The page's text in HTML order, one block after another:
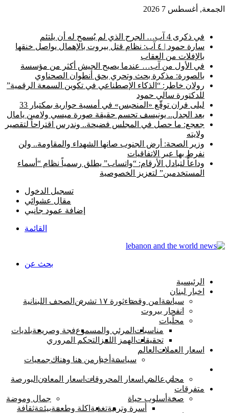
الجمعة, أغسطس 7 2026
في ذكرى 4 آب… الجرح الذي لم يُسمح له أن يلتئم
سارة حمود | ٤ آب: نظام قتل بيروت بالإهمال يواصل خنقها
بالإفلات من العقاب
في الأول من آب… عندما يصبح الجيش أكثر من مؤسسة
بالصورة: مذكرة بحث وتحري بحق أنطوان الصحناوي
رولان خاطر: “الذكاء الإصطناعي في تكوين السمعة الرقمية”
للدكتورة سالي حمود
ليلى فران توقّع «المنحبس» في أمسية حوارية بمكتبار 33
بعد الجدل.. يونيسف تحسم حقيقة صورة ميسي ولامين يامال
جعجع: ما حصل في المجلس فضيحة.. وندرس اقتراحاً لتقصير
ولايته
وزير الصحة: أرض الجنوب صانها الشهداء والمقاومة.. ولن
نفرط بها عبر الاتفاقيات
وداعاً لتبادل الأرقام: “واتساب” يطلق رسمياً نظام “أسماء
المستخدمين” لتعزيز الخصوصية
تسجيل الدخول
مقال عشوائي
إضافة عمود جانبي
القائمة
بحث عن
الرئيسية
اخبار لبنان
سياسة امن وقضاءثورة ١٧ تشرين
الصحف اللبنانية
انفجار بيروت
محلّيات
مناسبات المرئي والمسموعفجة وصريحةبلديات
تحقيقات الهمز اللمز التحكم المروري
اسعار العملات العالم
سياسىة أخبار من هنا وهناكجمعيات
محليعالمي اسعار المحروقات اسعار المعادن البورصة
متفرقات
صحة أسلوب حياة
أسرة وتربيةتغذية اكلة وطعمة
جمال وموضة
بيئــةثقافة